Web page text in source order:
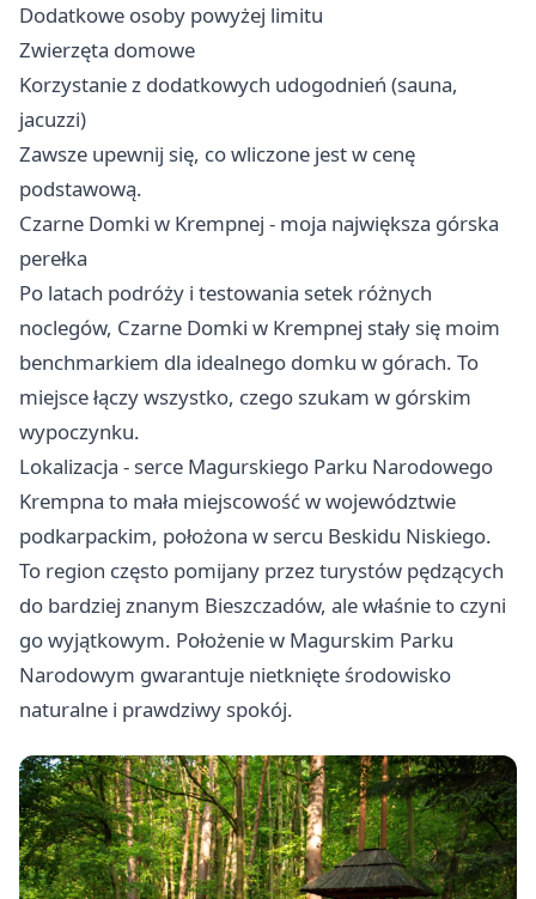
Dodatkowe osoby powyżej limitu
Zwierzęta domowe
Korzystanie z dodatkowych udogodnień (sauna,
jacuzzi)
Zawsze upewnij się, co wliczone jest w cenę
podstawową.
Czarne Domki w Krempnej - moja największa górska
perełka
Po latach podróży i testowania setek różnych
noclegów, Czarne Domki w Krempnej stały się moim
benchmarkiem dla idealnego domku w górach. To
miejsce łączy wszystko, czego szukam w górskim
wypoczynku.
Lokalizacja - serce Magurskiego Parku Narodowego
Krempna to mała miejscowość w województwie
podkarpackim, położona w sercu Beskidu Niskiego.
To region często pomijany przez turystów pędzących
do bardziej znanym Bieszczadów, ale właśnie to czyni
go wyjątkowym. Położenie w Magurskim Parku
Narodowym gwarantuje nietknięte środowisko
naturalne i prawdziwy spokój.